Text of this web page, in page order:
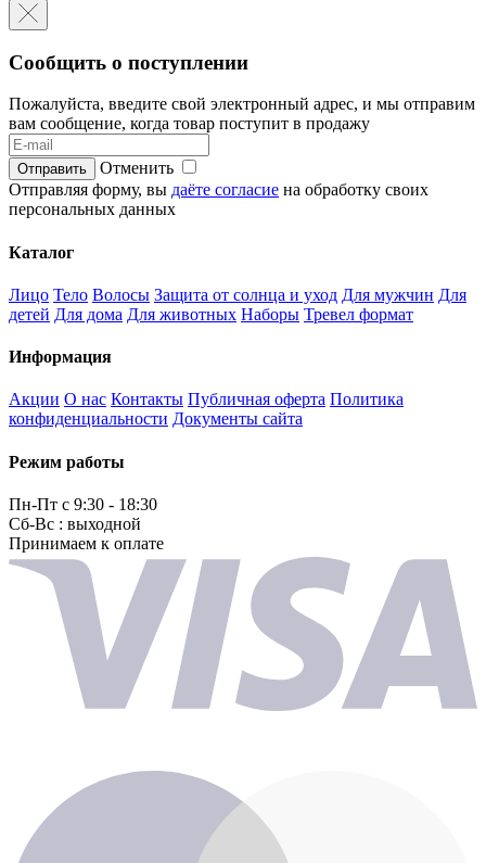
Сообщить о поступлении
Пожалуйста, введите свой электронный адрес, и мы отправим
вам сообщение, когда товар поступит в продажу
Отменить
Отправляя форму, вы даёте согласие на обработку своих
персональных данных
Каталог
Лицо Тело Волосы Защита от солнца и уход Для мужчин Для
детей Для дома Для животных Наборы Тревел формат
Информация
Акции О нас Контакты Публичная оферта Политика
конфиденциальности Документы сайта
Режим работы
Пн-Пт с 9:30 - 18:30
Сб-Вс : выходной
Принимаем к оплате